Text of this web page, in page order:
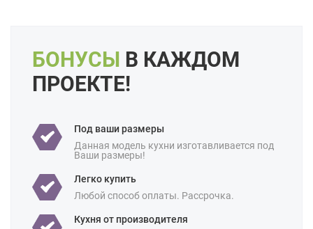
Под дерево
Без верхних шкафов
Готовые
Производство: Российские
Бюджетные
Назначение: В частный дом
Площадь: 12 кв м 18 кв м
БОНУСЫ В КАЖДОМ
ПРОЕКТЕ!
Под ваши размеры
Данная модель кухни изготавливается под
Ваши размеры!
Легко купить
Любой способ оплаты. Рассрочка.
Кухня от производителя